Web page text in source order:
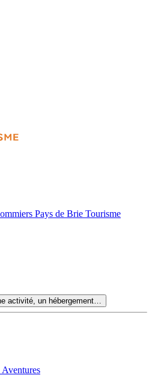
Pays de Brie Tourisme
activité, un hébergement…